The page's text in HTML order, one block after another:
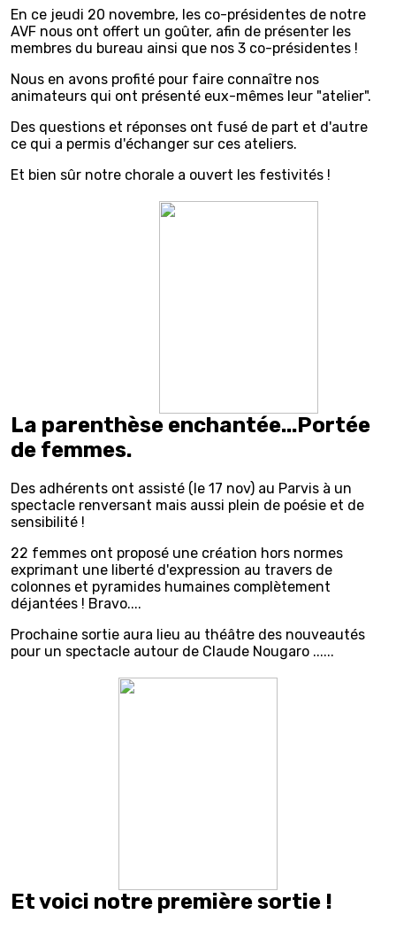
En ce jeudi 20 novembre, les co-présidentes de notre
AVF nous ont offert un goûter, afin de présenter les
membres du bureau ainsi que nos 3 co-présidentes !
Nous en avons profité pour faire connaître nos
animateurs qui ont présenté eux-mêmes leur "atelier".
Des questions et réponses ont fusé de part et d'autre
ce qui a permis d'échanger sur ces ateliers.
Et bien sûr notre chorale a ouvert les festivités !
La parenthèse enchantée...Portée
de femmes.
Des adhérents ont assisté (le 17 nov) au Parvis à un
spectacle renversant mais aussi plein de poésie et de
sensibilité !
22 femmes ont proposé une création hors normes
exprimant une liberté d'expression au travers de
colonnes et pyramides humaines complètement
déjantées ! Bravo....
Prochaine sortie aura lieu au théâtre des nouveautés
pour un spectacle autour de Claude Nougaro ......
Et voici notre première sortie !